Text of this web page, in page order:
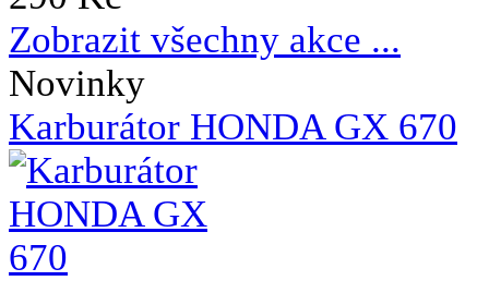
Zobrazit všechny akce ...
Novinky
Karburátor HONDA GX 670